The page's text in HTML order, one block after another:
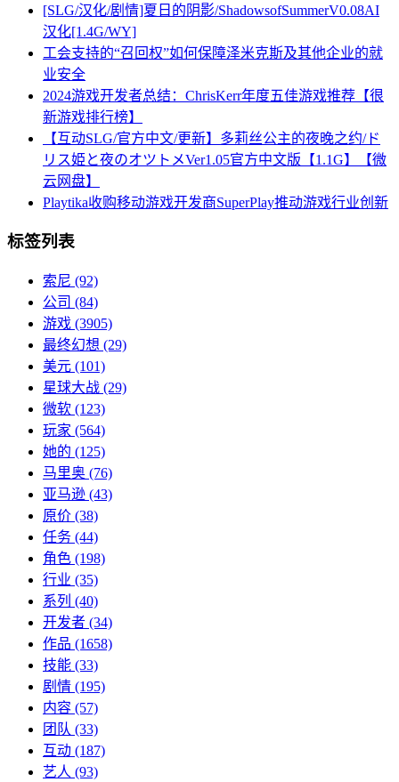
[SLG/汉化/剧情]夏日的阴影/ShadowsofSummerV0.08AI
汉化[1.4G/WY]
工会支持的“召回权”如何保障泽米克斯及其他企业的就
业安全
2024游戏开发者总结：ChrisKerr年度五佳游戏推荐【很
新游戏排行榜】
【互动SLG/官方中文/更新】多莉丝公主的夜晚之约/ド
リス姫と夜のオツトメVer1.05官方中文版【1.1G】【微
云网盘】
Playtika收购移动游戏开发商SuperPlay推动游戏行业创新
标签列表
索尼 (92)
公司 (84)
游戏 (3905)
最终幻想 (29)
美元 (101)
星球大战 (29)
微软 (123)
玩家 (564)
她的 (125)
马里奥 (76)
亚马逊 (43)
原价 (38)
任务 (44)
角色 (198)
行业 (35)
系列 (40)
开发者 (34)
作品 (1658)
技能 (33)
剧情 (195)
内容 (57)
团队 (33)
互动 (187)
艺人 (93)